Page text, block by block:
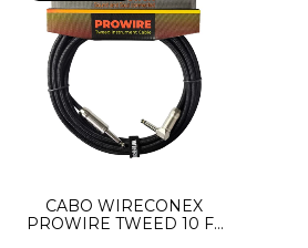
CABO WIRECONEX
PROWIRE TWEED 10 FT